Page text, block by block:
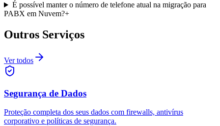
É possível manter o número de telefone atual na migração para
PABX em Nuvem?+
Outros Serviços
Ver todos
Segurança de Dados
Proteção completa dos seus dados com firewalls, antivírus
corporativo e políticas de segurança.